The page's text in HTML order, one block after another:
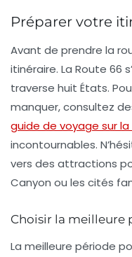
Préparer votre
Avant de prendre la
itinéraire. La Route 66
traverse huit États.
manquer, consultez
guide de voyage sur la
incontournables.
vers des attractions
Canyon ou les cités
Choisir la
La meilleure période